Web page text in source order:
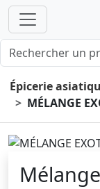
Épicerie
MÉLANGE